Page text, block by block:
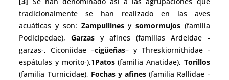
tradicionalmente se han realizado en las aves
acuáticas y son: Zampullinesy somormujos(familia
Podicipedae),Garzas y afines (familias Ardeidae -
garzas-, Ciconiidae –cigüeñas– y Threskiornithidae -
espátulas y morito-),1Patos(familia Anatidae), Torillos
(familia Turnicidae), Fochas y afines (familia Rallidae -